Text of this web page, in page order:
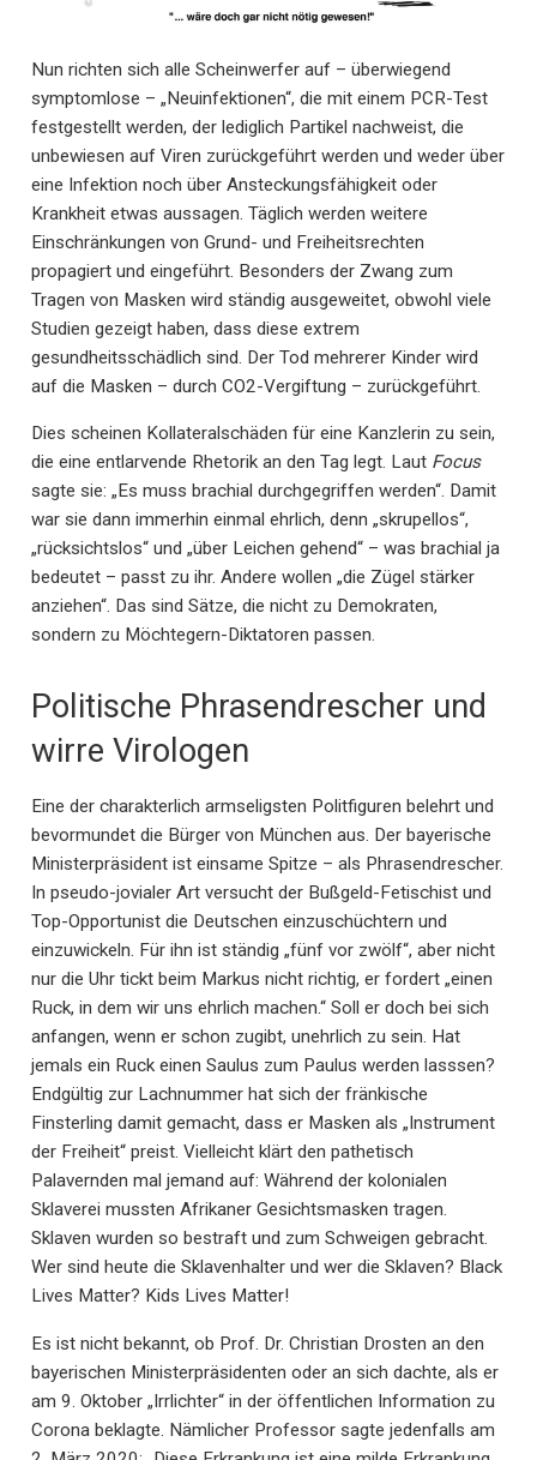
Nun richten sich alle Scheinwerfer auf – überwiegend
symptomlose – „Neuinfektionen“, die mit einem PCR-Test
festgestellt werden, der lediglich Partikel nachweist, die
unbewiesen auf Viren zurückgeführt werden und weder über
eine Infektion noch über Ansteckungsfähigkeit oder
Krankheit etwas aussagen. Täglich werden weitere
Einschränkungen von Grund- und Freiheitsrechten
propagiert und eingeführt. Besonders der Zwang zum
Tragen von Masken wird ständig ausgeweitet, obwohl viele
Studien gezeigt haben, dass diese extrem
gesundheitsschädlich sind. Der Tod mehrerer Kinder wird
auf die Masken – durch CO2-Vergiftung – zurückgeführt.
Dies scheinen Kollateralschäden für eine Kanzlerin zu sein,
die eine entlarvende Rhetorik an den Tag legt. Laut Focus
sagte sie: „Es muss brachial durchgegriffen werden“. Damit
war sie dann immerhin einmal ehrlich, denn „skrupellos“,
„rücksichtslos“ und „über Leichen gehend“ – was brachial ja
bedeutet – passt zu ihr. Andere wollen „die Zügel stärker
anziehen“. Das sind Sätze, die nicht zu Demokraten,
sondern zu Möchtegern-Diktatoren passen.
Politische Phrasendrescher und
wirre Virologen
Eine der charakterlich armseligsten Politfiguren belehrt und
bevormundet die Bürger von München aus. Der bayerische
Ministerpräsident ist einsame Spitze – als Phrasendrescher.
In pseudo-jovialer Art versucht der Bußgeld-Fetischist und
Top-Opportunist die Deutschen einzuschüchtern und
einzuwickeln. Für ihn ist ständig „fünf vor zwölf“, aber nicht
nur die Uhr tickt beim Markus nicht richtig, er fordert „einen
Ruck, in dem wir uns ehrlich machen.“ Soll er doch bei sich
anfangen, wenn er schon zugibt, unehrlich zu sein. Hat
jemals ein Ruck einen Saulus zum Paulus werden lasssen?
Endgültig zur Lachnummer hat sich der fränkische
Finsterling damit gemacht, dass er Masken als „Instrument
der Freiheit“ preist. Vielleicht klärt den pathetisch
Palavernden mal jemand auf: Während der kolonialen
Sklaverei mussten Afrikaner Gesichtsmasken tragen.
Sklaven wurden so bestraft und zum Schweigen gebracht.
Wer sind heute die Sklavenhalter und wer die Sklaven? Black
Lives Matter? Kids Lives Matter!
Es ist nicht bekannt, ob Prof. Dr. Christian Drosten an den
bayerischen Ministerpräsidenten oder an sich dachte, als er
am 9. Oktober „Irrlichter“ in der öffentlichen Information zu
Corona beklagte. Nämlicher Professor sagte jedenfalls am